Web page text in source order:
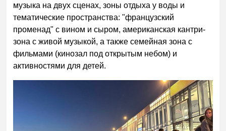
музыка на двух сценах, зоны отдыха у воды и
тематические пространства: "французский
променад" с вином и сыром, американская кантри-
зона с живой музыкой, а также семейная зона с
фильмами (кинозал под открытым небом) и
активностями для детей.